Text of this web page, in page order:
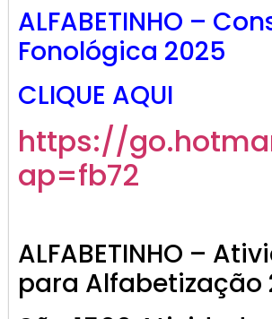
ALFABETINHO –
Fonológica 2025
CLIQUE AQUI
https://
ap=fb72
ALFABETINHO –
para Alfabetização